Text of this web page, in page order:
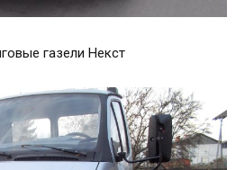
газели Некст